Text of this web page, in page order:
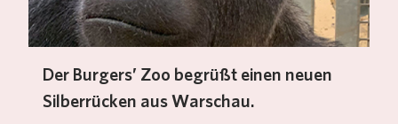
Der Burgers’ Zoo begrüßt einen neuen
Silberrücken aus Warschau.